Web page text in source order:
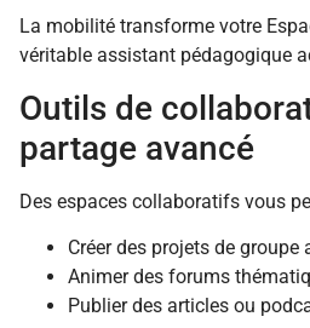
La mobilité transforme votre
véritable assistant pédagogique
Outils de
partage avancé
Des espaces collaboratifs vous
Créer des projets de groupe
Animer des forums
Publier des articles ou